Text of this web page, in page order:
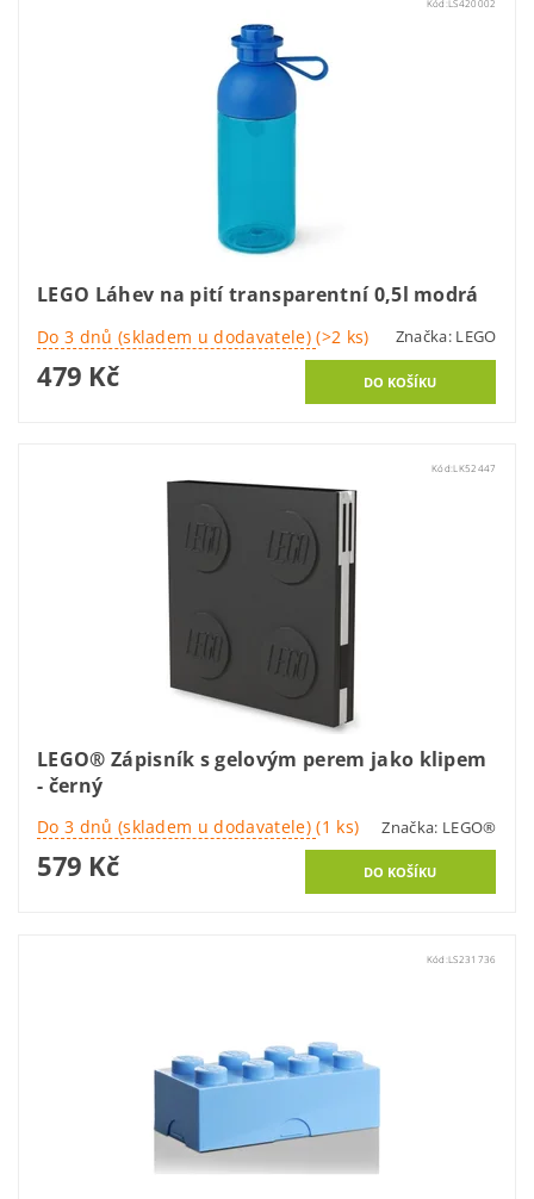
Kód: LS420002
LEGO Láhev na pití transparentní 0,5l modrá
Do 3 dnů (skladem u dodavatele)(>2 ks) Značka: LEGO
479 Kč
Kód:LK52447
LEGO® Zápisník s gelovým perem jako klipem
- černý
Do 3 dnů (skladem u dodavatele)(1 ks) Značka: LEGO®
579 Kč
Kód: LS231736